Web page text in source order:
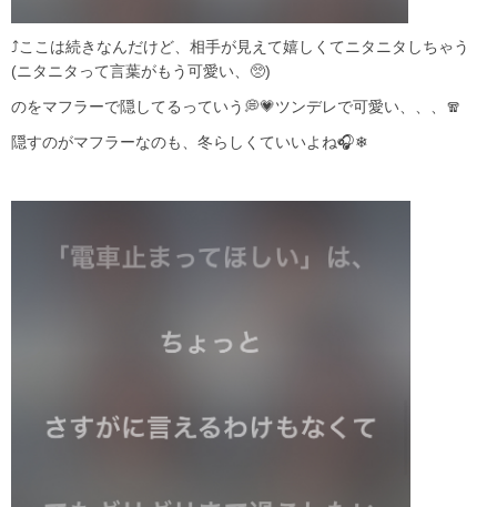
⤴︎ここは続きなんだけど、相手が見えて嬉しくてニタニタしちゃう
(ニタニタって言葉がもう可愛い、🥺)
のをマフラーで隠してるっていう💭💗ツンデレで可愛い、、、🧣
隠すのがマフラーなのも、冬らしくていいよね🎧❄